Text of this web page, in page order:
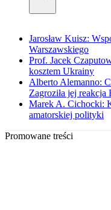
Jarosław Kuisz:
Warszawskiego
Prof. Jacek
kosztem Ukrainy
Alberto Alemanno:
Zagroziła jej reakcja
Marek A. Cichocki:
amatorskiej polityki
Promowane treści